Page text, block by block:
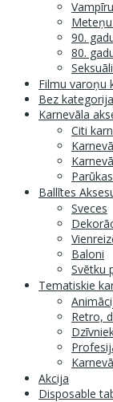
90.
80.
Filmu varoņu
Bez
Karnevāla
Citi
Ballītes
Sveces
Baloni
Svētku
Tematiskie
Retro,
Akcija
Disposable